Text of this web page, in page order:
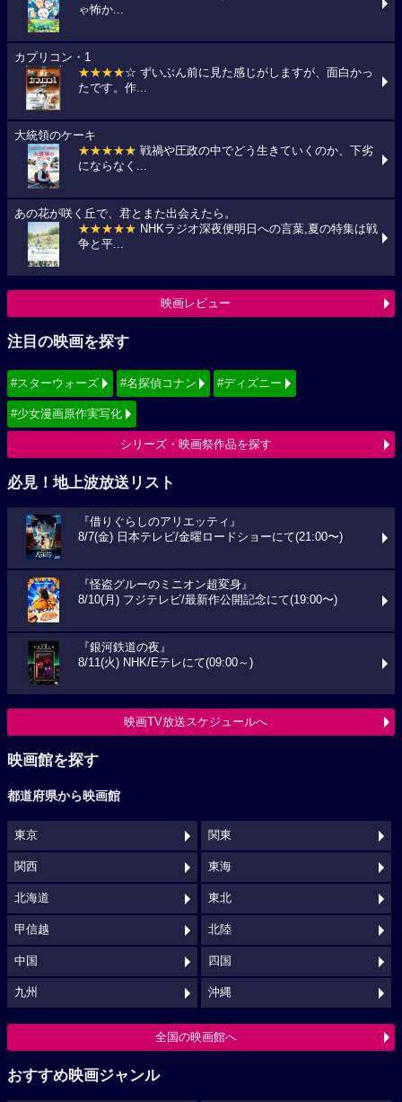
ゃ怖か...
カプリコン・1
★★★★☆ ずいぶん前に見た感じがしますが、面白かっ
たです。作...
大統領のケーキ
★★★★★ 戦禍や圧政の中でどう生きていくのか、下劣
にならなく...
あの花が咲く丘で、君とまた出会えたら。
★★★★★ NHKラジオ深夜便明日への言葉,夏の特集は戦
争と平...
映画レビュー
注目の映画を探す
#スターウォーズ #名探偵コナン #ディズニー
#少女漫画原作実写化
シリーズ・映画祭作品を探す
必見！地上波放送リスト
『借りぐらしのアリエッティ』
8/7(金) 日本テレビ/金曜ロードショーにて(21:00〜)
『怪盗グルーのミニオン超変身』
8/10(月) フジテレビ/最新作公開記念にて(19:00〜)
『銀河鉄道の夜』
8/11(火) NHK/Eテレにて(09:00～)
映画TV放送スケジュールへ
映画館を探す
都道府県から映画館
東京 関東
関西 東海
北海道 東北
甲信越 北陸
中国 四国
九州 沖縄
全国の映画館へ
おすすめ映画ジャンル